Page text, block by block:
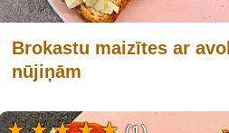
Brokastu maizītes ar
nūjiņām